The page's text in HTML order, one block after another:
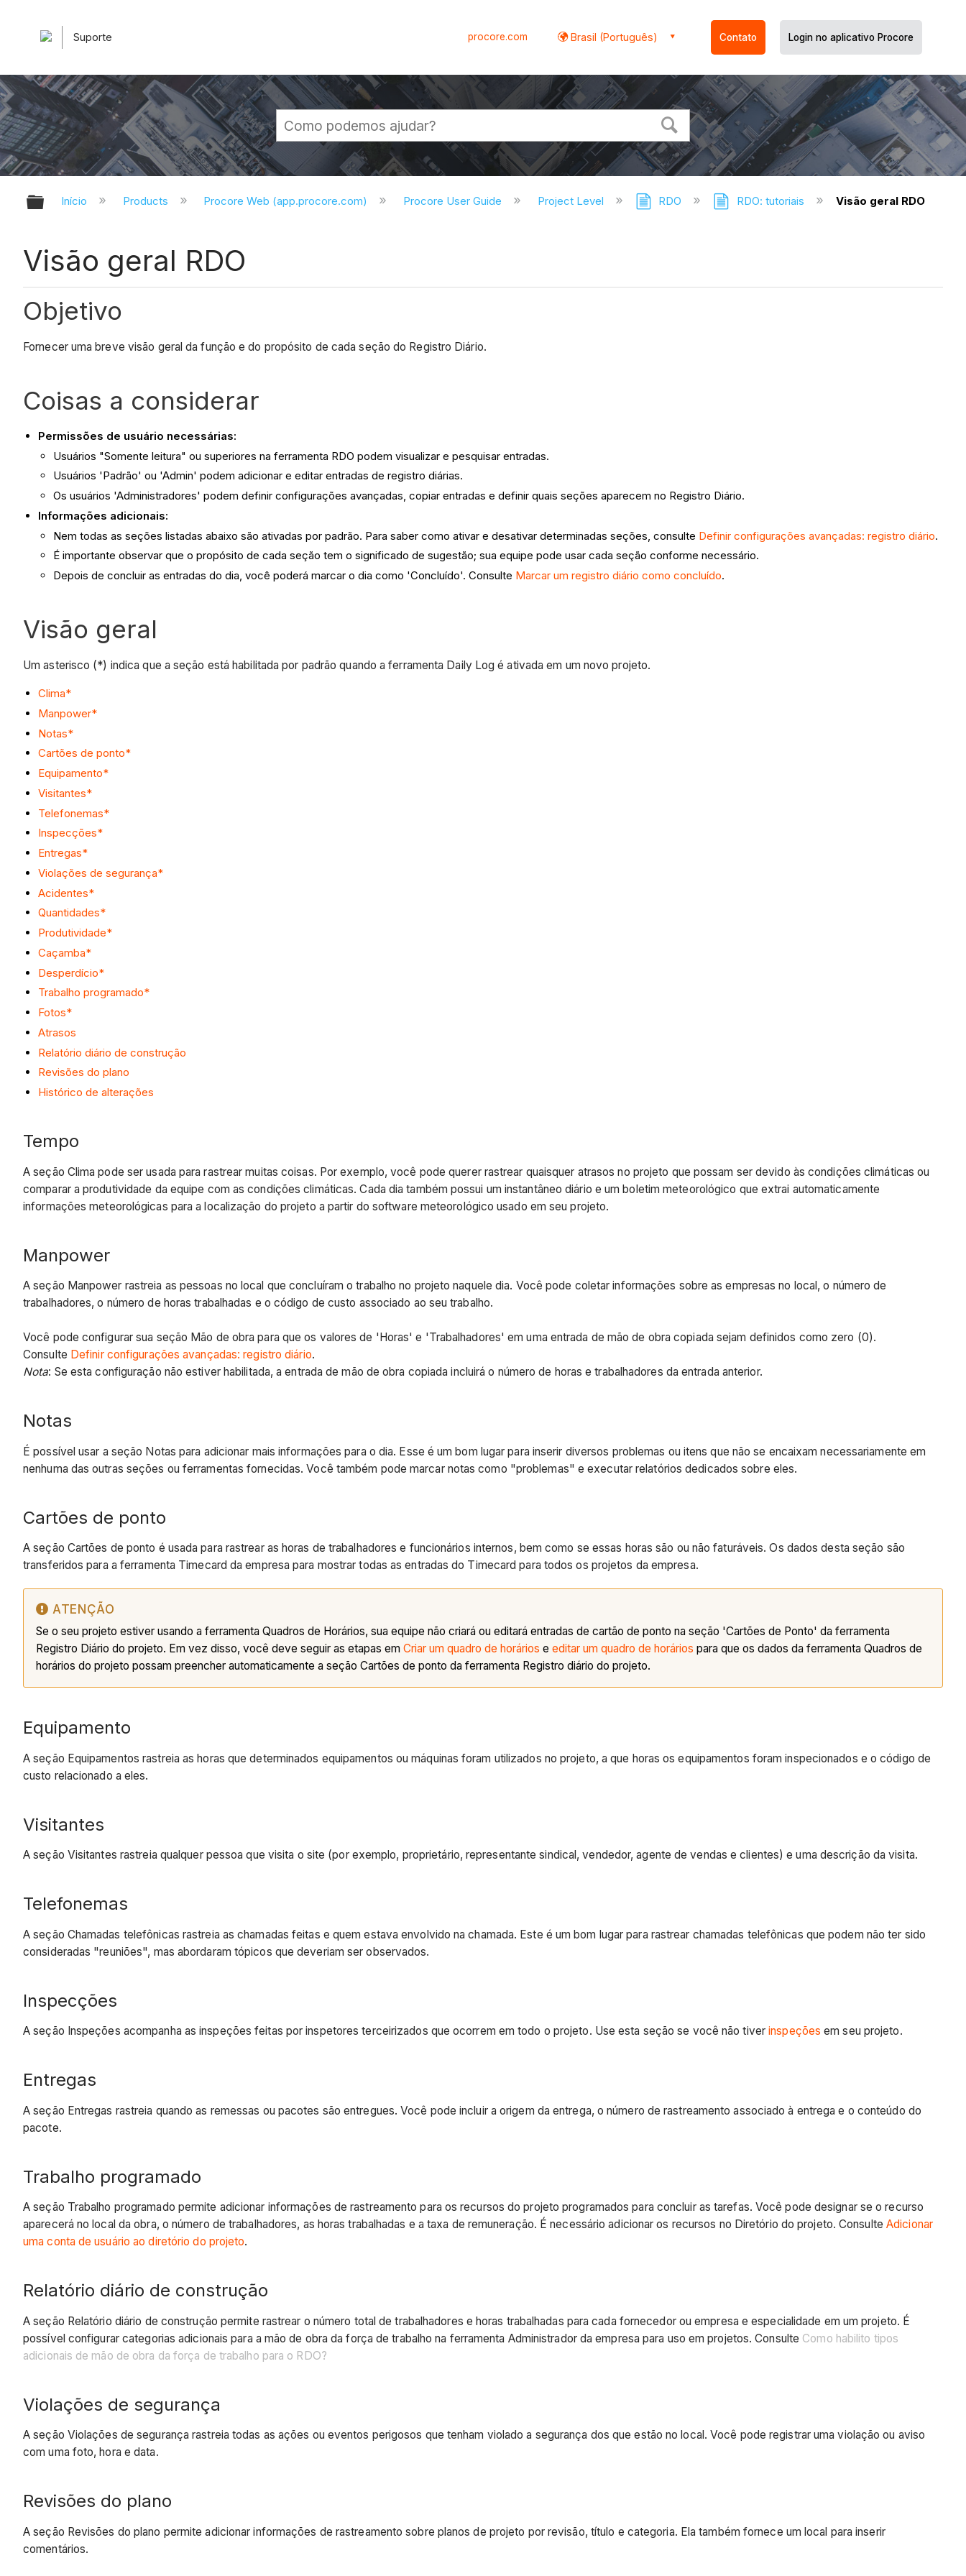
Suporte procore.com Brasil (Português) Contato Login no aplicativo Procore
Expandir/recolher hierarquia global
Início Products Procore Web (app.procore.com) Procore User Guide Project Level RDO RDO: tutoriais Visão geral RDO
Visão geral RDO
Objetivo
Fornecer uma breve visão geral da função e do propósito de cada seção do Registro Diário.
Coisas a considerar
Permissões de usuário necessárias:
Usuários "Somente leitura" ou superiores na ferramenta RDO podem visualizar e pesquisar entradas.
Usuários 'Padrão' ou 'Admin' podem adicionar e editar entradas de registro diárias.
Os usuários 'Administradores' podem definir configurações avançadas, copiar entradas e definir quais seções aparecem no Registro Diário.
Informações adicionais:
Nem todas as seções listadas abaixo são ativadas por padrão. Para saber como ativar e desativar determinadas seções, consulte Definir configurações avançadas: registro diário.
É importante observar que o propósito de cada seção tem o significado de sugestão; sua equipe pode usar cada seção conforme necessário.
Depois de concluir as entradas do dia, você poderá marcar o dia como 'Concluído'. Consulte Marcar um registro diário como concluído.
Visão geral
Um asterisco (*) indica que a seção está habilitada por padrão quando a ferramenta Daily Log é ativada em um novo projeto.
Clima*
Manpower*
Notas*
Cartões de ponto*
Equipamento*
Visitantes*
Telefonemas*
Inspecções*
Entregas*
Violações de segurança*
Acidentes*
Quantidades*
Produtividade*
Caçamba*
Desperdício*
Trabalho programado*
Fotos*
Atrasos
Relatório diário de construção
Revisões do plano
Histórico de alterações
Tempo
A seção Clima pode ser usada para rastrear muitas coisas. Por exemplo, você pode querer rastrear quaisquer atrasos no projeto que possam ser devido às condições climáticas ou
comparar a produtividade da equipe com as condições climáticas. Cada dia também possui um instantâneo diário e um boletim meteorológico que extrai automaticamente
informações meteorológicas para a localização do projeto a partir do software meteorológico usado em seu projeto.
Manpower
A seção Manpower rastreia as pessoas no local que concluíram o trabalho no projeto naquele dia. Você pode coletar informações sobre as empresas no local, o número de
trabalhadores, o número de horas trabalhadas e o código de custo associado ao seu trabalho.
Você pode configurar sua seção Mão de obra para que os valores de 'Horas' e 'Trabalhadores' em uma entrada de mão de obra copiada sejam definidos como zero (0).
Consulte Definir configurações avançadas: registro diário.
Nota: Se esta configuração não estiver habilitada, a entrada de mão de obra copiada incluirá o número de horas e trabalhadores da entrada anterior.
Notas
É possível usar a seção Notas para adicionar mais informações para o dia. Esse é um bom lugar para inserir diversos problemas ou itens que não se encaixam necessariamente em
nenhuma das outras seções ou ferramentas fornecidas. Você também pode marcar notas como "problemas" e executar relatórios dedicados sobre eles.
Cartões de ponto
A seção Cartões de ponto é usada para rastrear as horas de trabalhadores e funcionários internos, bem como se essas horas são ou não faturáveis. Os dados desta seção são
transferidos para a ferramenta Timecard da empresa para mostrar todas as entradas do Timecard para todos os projetos da empresa.
ATENÇÃO
Se o seu projeto estiver usando a ferramenta Quadros de Horários, sua equipe não criará ou editará entradas de cartão de ponto na seção 'Cartões de Ponto' da ferramenta
Registro Diário do projeto. Em vez disso, você deve seguir as etapas em Criar um quadro de horários e editar um quadro de horários para que os dados da ferramenta Quadros de
horários do projeto possam preencher automaticamente a seção Cartões de ponto da ferramenta Registro diário do projeto.
Equipamento
A seção Equipamentos rastreia as horas que determinados equipamentos ou máquinas foram utilizados no projeto, a que horas os equipamentos foram inspecionados e o código de
custo relacionado a eles.
Visitantes
A seção Visitantes rastreia qualquer pessoa que visita o site (por exemplo, proprietário, representante sindical, vendedor, agente de vendas e clientes) e uma descrição da visita.
Telefonemas
A seção Chamadas telefônicas rastreia as chamadas feitas e quem estava envolvido na chamada. Este é um bom lugar para rastrear chamadas telefônicas que podem não ter sido
consideradas "reuniões", mas abordaram tópicos que deveriam ser observados.
Inspecções
A seção Inspeções acompanha as inspeções feitas por inspetores terceirizados que ocorrem em todo o projeto. Use esta seção se você não tiverinspeções em seu projeto.
Entregas
A seção Entregas rastreia quando as remessas ou pacotes são entregues. Você pode incluir a origem da entrega, o número de rastreamento associado à entrega e o conteúdo do
pacote.
Trabalho programado
A seção Trabalho programado permite adicionar informações de rastreamento para os recursos do projeto programados para concluir as tarefas. Você pode designar se o recurso
aparecerá no local da obra, o número de trabalhadores, as horas trabalhadas e a taxa de remuneração. É necessário adicionar os recursos no Diretório do projeto. Consulte Adicionar
uma conta de usuário ao diretório do projeto.
Relatório diário de construção
A seção Relatório diário de construção permite rastrear o número total de trabalhadores e horas trabalhadas para cada fornecedor ou empresa e especialidade em um projeto. É
possível configurar categorias adicionais para a mão de obra da força de trabalho na ferramenta Administrador da empresa para uso em projetos. Consulte Como habilito tipos
adicionais de mão de obra da força de trabalho para o RDO?
Violações de segurança
A seção Violações de segurança rastreia todas as ações ou eventos perigosos que tenham violado a segurança dos que estão no local. Você pode registrar uma violação ou aviso
com uma foto, hora e data.
Revisões do plano
A seção Revisões do plano permite adicionar informações de rastreamento sobre planos de projeto por revisão, título e categoria. Ela também fornece um local para inserir
comentários.